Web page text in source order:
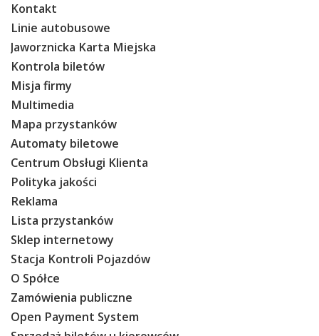
Kontakt
Linie autobusowe
Jaworznicka Karta Miejska
Kontrola biletów
Misja firmy
Multimedia
Mapa przystanków
Automaty biletowe
Centrum Obsługi Klienta
Polityka jakości
Reklama
Lista przystanków
Sklep internetowy
Stacja Kontroli Pojazdów
O Spółce
Zamówienia publiczne
Open Payment System